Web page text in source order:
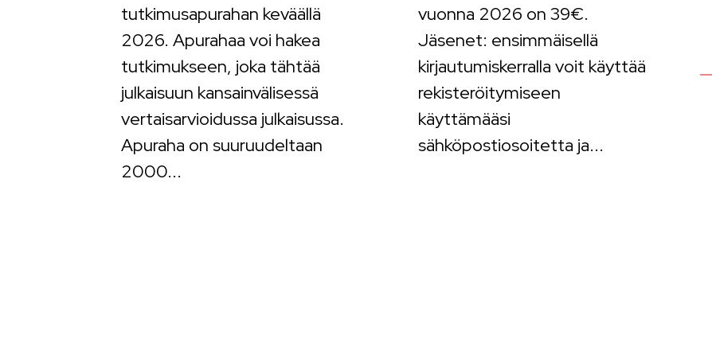
tutkimusapurahan keväällä
2026. Apurahaa voi hakea
tutkimukseen, joka tähtää
julkaisuun kansainvälisessä
vertaisarvioidussa julkaisussa.
Apuraha on suuruudeltaan
2000...
vuonna 2026 on 39€.
Jäsenet: ensimmäisellä
kirjautumiskerralla voit käyttää
rekisteröitymiseen
käyttämääsi
sähköpostiosoitetta ja...